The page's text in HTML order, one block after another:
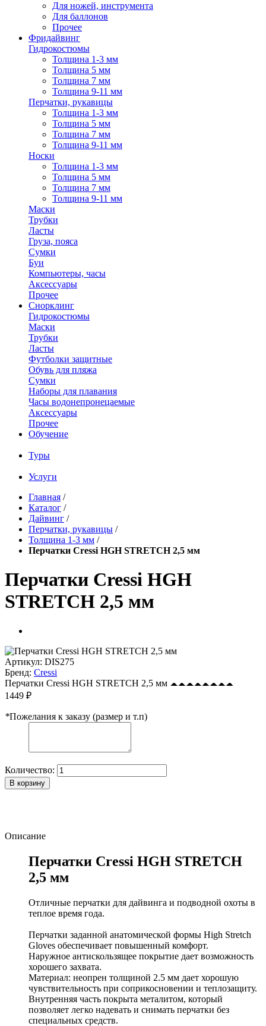
Для ножей, инструмента
Для баллонов
Прочее
Фридайвинг
Гидрокостюмы
Толщина 1-3 мм
Толщина 5 мм
Толщина 7 мм
Толщина 9-11 мм
Перчатки, рукавицы
Толщина 1-3 мм
Толщина 5 мм
Толщина 7 мм
Толщина 9-11 мм
Носки
Толщина 1-3 мм
Толщина 5 мм
Толщина 7 мм
Толщина 9-11 мм
Маски
Трубки
Ласты
Груза, пояса
Сумки
Буи
Компьютеры, часы
Аксессуары
Прочее
Снорклинг
Гидрокостюмы
Маски
Трубки
Ласты
Футболки защитные
Обувь для пляжа
Сумки
Наборы для плавания
Часы водонепронецаемые
Аксессуары
Прочее
Обучение
Туры
Услуги
Главная /
Каталог /
Дайвинг /
Перчатки, рукавицы /
Толщина 1-3 мм /
Перчатки Cressi HGH STRETCH 2,5 мм
Перчатки Cressi HGH
STRETCH 2,5 мм
Артикул: DIS275
Бренд: Cressi
Перчатки Cressi HGH STRETCH 2,5 мм
1449 ₽
*Пожелания к заказу (размер и т.п)
Количество:
В корзину
Описание
Перчатки Cressi HGH STRETCH
2,5 мм
Отличные перчатки для дайвинга и подводной охоты в
теплое время года.
Перчатки заданной анатомической формы High Stretch
Gloves обеспечивает повышенный комфорт.
Наружное антискользящее покрытие дает возможность
хорошего захвата.
Материал: неопрен толщиной 2.5 мм дает хорошую
чувствительность при соприкосновении и теплозащиту.
Внутренняя часть покрыта металитом, который
позволяет легко надевать и снимать перчатки без
специальных средств.